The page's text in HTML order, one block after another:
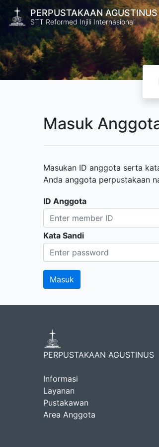
PERPUSTAKAAN AGUSTINUS
STT Reformed Injili Internasional
Masuk
Masukan ID anggota serta
Anda anggota perpustakaan
ID Anggota
Kata Sandi
PERPUSTAKAAN AGUSTINUS
Informasi
Layanan
Pustakawan
Area Anggota